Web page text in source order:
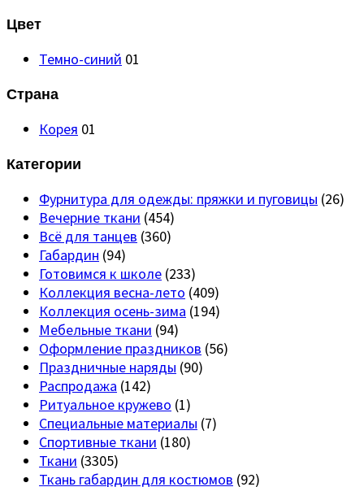
Цвет
Темно-синий 01
Страна
Корея 01
Категории
Фурнитура для одежды: пряжки и пуговицы (26)
Вечерние ткани (454)
Всё для танцев (360)
Габардин (94)
Готовимся к школе (233)
Коллекция весна-лето (409)
Коллекция осень-зима (194)
Мебельные ткани (94)
Оформление праздников (56)
Праздничные наряды (90)
Распродажа (142)
Ритуальное кружево (1)
Специальные материалы (7)
Спортивные ткани (180)
Ткани (3305)
Ткань габардин для костюмов (92)